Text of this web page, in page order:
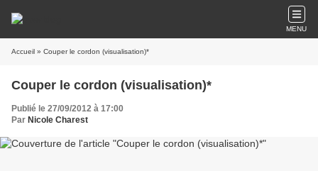
MENU
Accueil » Couper le cordon (visualisation)*
Couper le cordon (visualisation)*
Publié le 27/09/2012 à 17:00
Par Nicole Charest